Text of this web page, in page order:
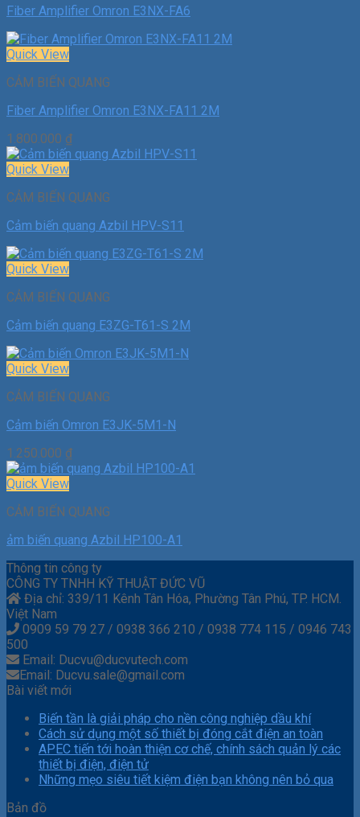
Fiber Amplifier Omron E3NX-FA6
Quick View
CẢM BIẾN QUANG
Fiber Amplifier Omron E3NX-FA11 2M
1.800.000 ₫
Quick View
CẢM BIẾN QUANG
Cảm biến quang Azbil HPV-S11
Quick View
CẢM BIẾN QUANG
Cảm biến quang E3ZG-T61-S 2M
Quick View
CẢM BIẾN QUANG
Cảm biến Omron E3JK-5M1-N
1.250.000 ₫
Quick View
CẢM BIẾN QUANG
ảm biến quang Azbil HP100-A1
Thông tin công ty
CÔNG TY TNHH KỸ THUẬT ĐỨC VŨ
Địa chỉ: 339/11 Kênh Tân Hóa, Phường Tân Phú, TP. HCM.
Việt Nam
0909 59 79 27 / 0938 366 210 / 0938 774 115 / 0946 743
500
Email: Ducvu@ducvutech.com
Email: Ducvu.sale@gmail.com
Bài viết mới
Biến tần là giải pháp cho nền công nghiệp dầu khí
Cách sử dụng một số thiết bị đóng cắt điện an toàn
APEC tiến tới hoàn thiện cơ chế, chính sách quản lý các
thiết bị điện, điện tử
Những mẹo siêu tiết kiệm điện bạn không nên bỏ qua
Bản đồ